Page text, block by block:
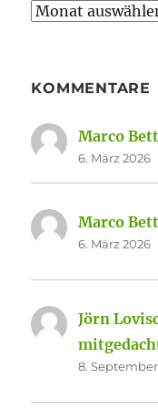
Archiv
KOMMENTARE
Marco
6. März 2026
Marco
6. März 2026
Jörn
8.